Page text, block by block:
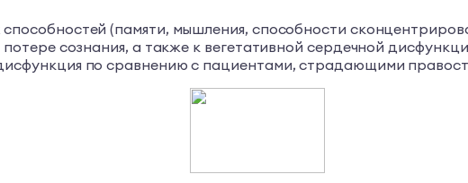
(памяти, мышления, способности
сознания, а также к вегетативной сердечной
по сравнению с пациентами, страдающими